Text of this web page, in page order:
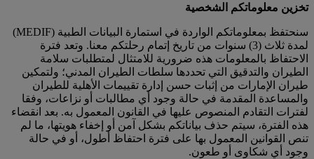
تخزين معلوماتكم الشخصية
سنحتفظ بمعلوماتكم الواردة في استمارة البيانات الطبية (MEDIF)
لمدة ثلاث (3) سنوات من تاريخ إتمام رحلتكم معنا. وتعد فترة
الاحتفاظ بالمعلومات هذه ضرورية للامتثال لمتطلبات سلامة
الطيران والتدقيق التي تحددها سلطات الطيران المدني؛ ولتمكين
طيران الإمارات من إثبات حسن إدارة تقييمات الأهلية للطيران
والمساعدة المقدمة في حالة وجود أي مطالبات أو نزاعات، وفقا
لفترات التقادم المنصوص عليها في القانون المعمول به. بعد انقضاء
هذه الفترة، سيتم حذف بياناتكم بشكل آمن أو إخفاء هويتها، ما لم
تنص القوانين المعمول بها على فترة احتفاظ أطول، أو في حالة
وجود أي شكاوى أو طعون.